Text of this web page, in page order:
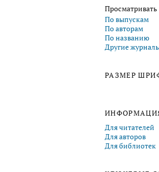
Просматривать
По выпускам
По авторам
По названию
Другие
РАЗМЕР
Для читателей
Для авторов
Для библиотек